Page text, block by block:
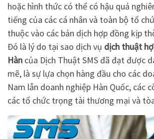
hoặc hình thức có thể có hậu quả
tiếng của các cá nhân và toàn bộ tổ
thuộc vào các bản dịch hợp đồng kịp
Đó là lý do tại sao dịch vụ dịch thuật
Hàn của Dịch Thuật SMS đã đạt được
mẽ, là sự lựa chọn hàng đầu cho các
Nam lẫn doanh nghiệp Hàn Quốc, các
các tổ chức trọng tài thương mại và